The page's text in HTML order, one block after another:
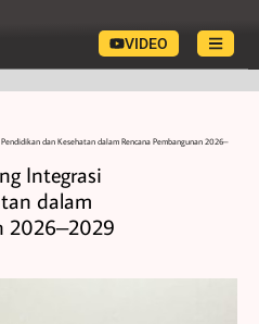
VIDEO
dan Kesehatan dalam Rencana Pembangunan 2026–
Integrasi
dalam
2026–2029